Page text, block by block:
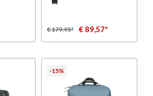
€ 179,95* € 89,57*
-15%